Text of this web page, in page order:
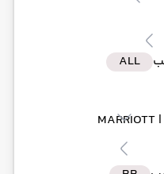
ALL
| MARRIOTT